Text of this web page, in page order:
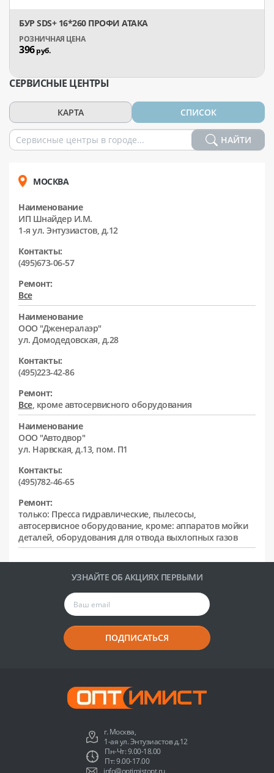
БУР SDS+ 16*260 ПРОФИ АТАКА
396руб.
СЕРВИСНЫЕ ЦЕНТРЫ
КАРТА СПИСОК
НАЙТИ
МОСКВА
Наименование
ИП Шнайдер И.М.
1-я ул. Энтузиастов, д.12
Контакты:
(495)673-06-57
Ремонт:
Все
Наименование
ООО "Дженералаэр"
ул. Домодедовская, д.28
Контакты:
(495)223-42-86
Ремонт:
Все, кроме автосервисного оборудования
Наименование
ООО "Автодвор"
ул. Нарвская, д.13, пом. П1
Контакты:
(495)782-46-65
Ремонт:
только: Пресса гидравлические, пылесосы,
автосервисное оборудование, кроме: аппаратов мойки
деталей, оборудования для отвода выхлопных газов
УЗНАЙТЕ ОБ АКЦИЯХ ПЕРВЫМИ
ПОДПИСАТЬСЯ
г. Москва,
1-ая ул. Энтузиастов д.12
Пн-Чт: 9.00-18.00
Пт: 9.00-17.00
info@optimistopt.ru